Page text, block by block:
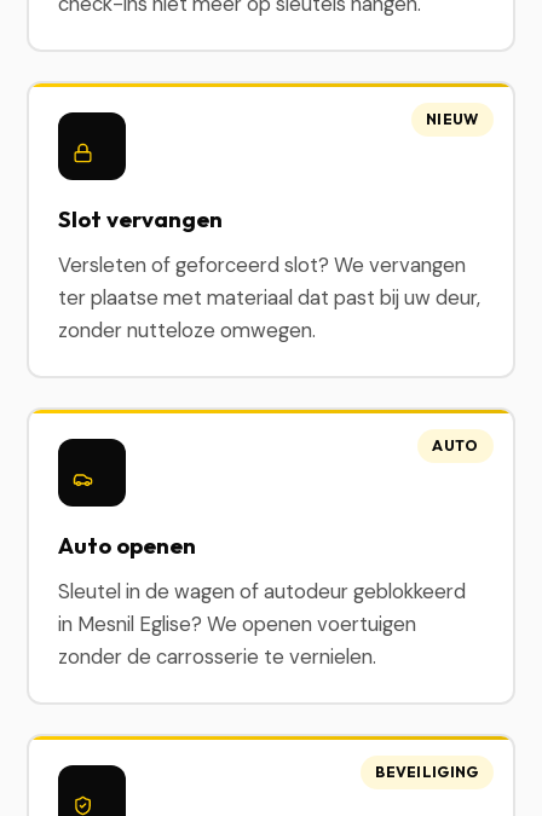
Slot vervangen
Versleten of geforceerd slot? We vervangen
ter plaatse met materiaal dat past bij uw deur,
zonder nutteloze omwegen.
NIEUW
Auto openen
Sleutel in de wagen of autodeur geblokkeerd
in Mesnil Eglise? We openen voertuigen
zonder de carrosserie te vernielen.
AUTO
BEVEILIGING